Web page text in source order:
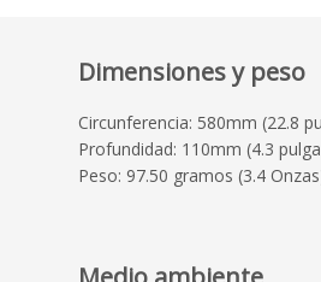
Dimensiones y peso
Circunferencia: 580mm (22.8
Profundidad: 110mm (4.3
Peso: 97.50 gramos (3.4